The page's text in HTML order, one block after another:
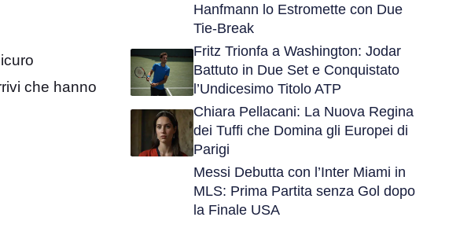
che hanno
Hanfmann lo Estromette con Due
Tie-Break
Fritz Trionfa a Washington: Jodar
Battuto in Due Set e Conquistato
l’Undicesimo Titolo ATP
Chiara Pellacani: La Nuova Regina
dei Tuffi che Domina gli Europei di
Parigi
Messi Debutta con l’Inter Miami in
MLS: Prima Partita senza Gol dopo
la Finale USA